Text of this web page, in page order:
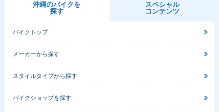
沖縄のバイクを
探す
スペシャル
コンテンツ
バイクトップ
メーカーから探す
スタイルタイプから探す
バイクショップを探す